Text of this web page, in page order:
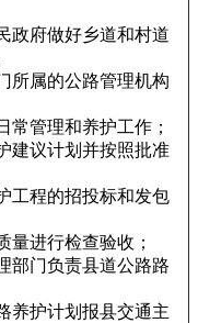
政府做好乡道和村道
所属的公路管理机构
管理和养护工作；
建议计划并按照批准
工程的招投标和发包
进行检查验收；
部门负责县道公路路
养护计划报县交通主